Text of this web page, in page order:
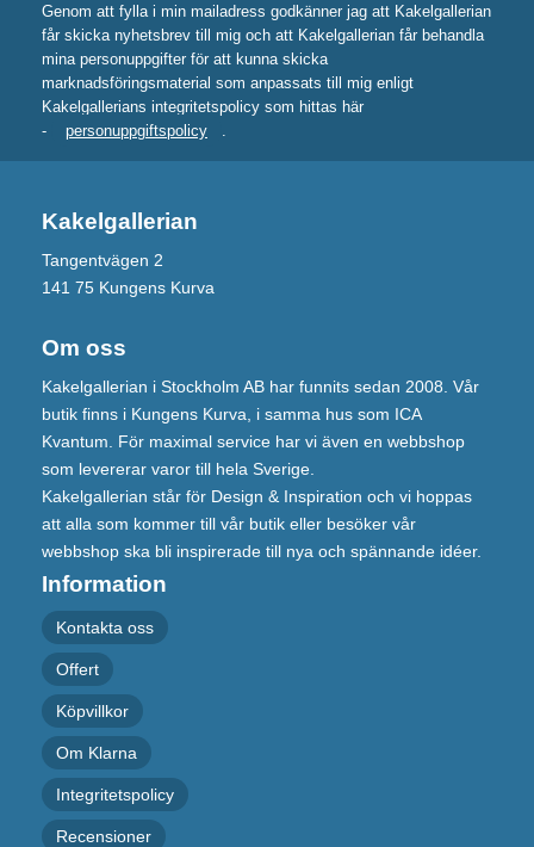
Genom att fylla i min mailadress godkänner jag att Kakelgallerian
får skicka nyhetsbrev till mig och att Kakelgallerian får behandla
mina personuppgifter för att kunna skicka
marknadsföringsmaterial som anpassats till mig enligt
Kakelgallerians integritetspolicy som hittas här
-
personuppgiftspolicy
Kakelgallerian
Tangentvägen 2
141 75 Kungens Kurva
Om oss
Kakelgallerian i Stockholm AB har funnits sedan 2008. Vår
butik finns i Kungens Kurva, i samma hus som ICA
Kvantum. För maximal service har vi även en webbshop
som levererar varor till hela Sverige.
Kakelgallerian står för Design & Inspiration och vi hoppas
att alla som kommer till vår butik eller besöker vår
webbshop ska bli inspirerade till nya och spännande idéer.
Information
Kontakta oss
Offert
Köpvillkor
Om Klarna
Integritetspolicy
Recensioner